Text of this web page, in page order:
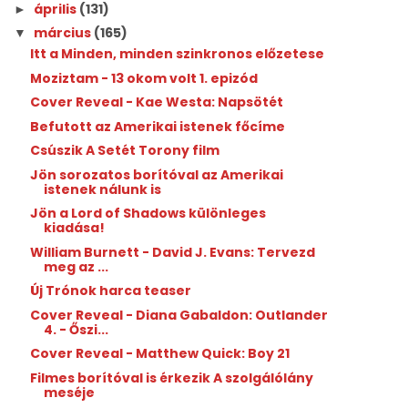
► április (131)
▼ március (165)
Itt a Minden, minden szinkronos előzetese
Moziztam - 13 okom volt 1. epizód
Cover Reveal - Kae Westa: Napsötét
Befutott az Amerikai istenek főcíme
Csúszik A Setét Torony film
Jön sorozatos borítóval az Amerikai
istenek nálunk is
Jön a Lord of Shadows különleges
kiadása!
William Burnett - David J. Evans: Tervezd ​
meg az ...
Új Trónok harca teaser
Cover Reveal - Diana Gabaldon: Outlander
4. - Őszi...
Cover Reveal - Matthew Quick: Boy 21
Filmes borítóval is érkezik A szolgálólány
meséje